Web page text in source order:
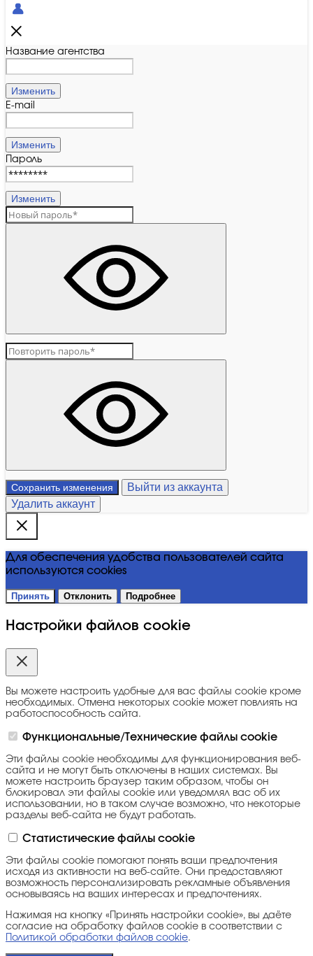
Название агентства
Изменить
E-mail
Изменить
Пароль
Изменить
Сохранить изменения
Выйти из аккаунта
Удалить аккаунт
Для обеспечения удобства пользователей сайта
используются cookies
Принять Отклонить Подробнее
Настройки файлов cookie
Вы можете настроить удобные для вас файлы cookie кроме
необходимых. Отмена некоторых cookie может повлиять на
работоспособность сайта.
Функциональные/Технические файлы cookie
Эти файлы cookie необходимы для функционирования веб-
сайта и не могут быть отключены в наших системах. Вы
можете настроить браузер таким образом, чтобы он
блокировал эти файлы cookie или уведомлял вас об их
использовании, но в таком случае возможно, что некоторые
разделы веб-сайта не будут работать.
Статистические файлы cookie
Эти файлы cookie помогают понять ваши предпочтения
исходя из активности на веб-сайте. Они предоставляют
возможность персонализировать рекламные объявления
основываясь на ваших интересах и предпочтениях.
Нажимая на кнопку «Принять настройки cookie», вы даёте
согласие на обработку файлов cookie в соответствии с
Политикой обработки файлов cookie.